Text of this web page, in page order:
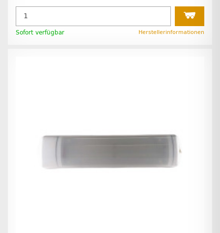
Sofort verfügbar Herstellerinformationen